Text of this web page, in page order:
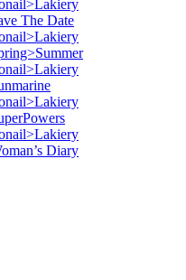
The Date
Diary